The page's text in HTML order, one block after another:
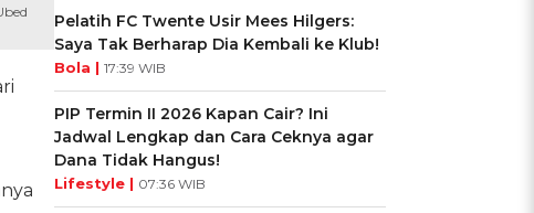
Pelatih FC Twente Usir Mees Hilgers:
Saya Tak Berharap Dia Kembali ke Klub!
Bola | 17:39 WIB
PIP Termin II 2026 Kapan Cair? Ini
Jadwal Lengkap dan Cara Ceknya agar
Dana Tidak Hangus!
Lifestyle | 07:36 WIB